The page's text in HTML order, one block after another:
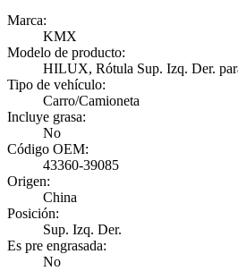
Marca:
KMX
Modelo de producto:
HILUX, Rótula Sup. Izq. Der.
Tipo de vehículo:
Carro/Camioneta
Incluye grasa:
No
Código OEM:
43360-39085
Origen:
China
Posición:
Sup. Izq. Der.
Es pre engrasada:
No